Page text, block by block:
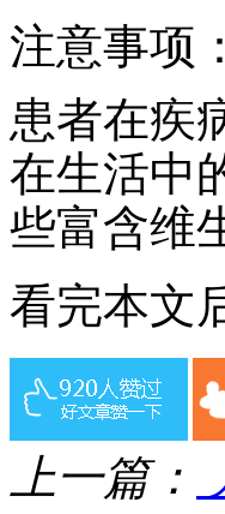
注意事项：
患者在疾
在生活中
些富含维
看完本文
上一篇：